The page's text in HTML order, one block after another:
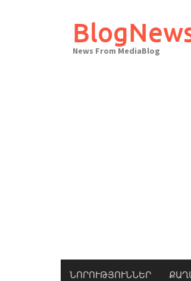
News From MediaBlog
ՆՈՐՈՒԹՅՈՒՆՆԵՐ